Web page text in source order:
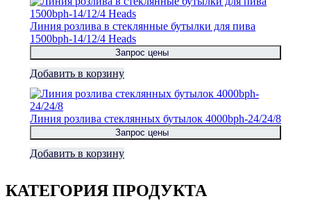
Линия розлива в стеклянные бутылки для пива
1500bph-14/12/4 Heads
Запрос цены
Добавить в корзину
Линия розлива стеклянных бутылок 4000bph-24/24/8
Запрос цены
Добавить в корзину
КАТЕГОРИЯ ПРОДУКТА